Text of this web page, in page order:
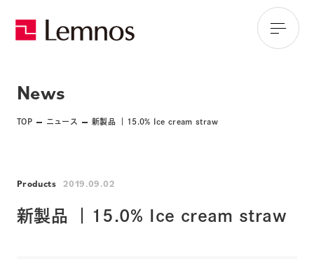
News
TOP ニュース 新製品 ｜15.0% Ice cream straw
Products 2019.09.02
新製品 ｜15.0% Ice cream straw